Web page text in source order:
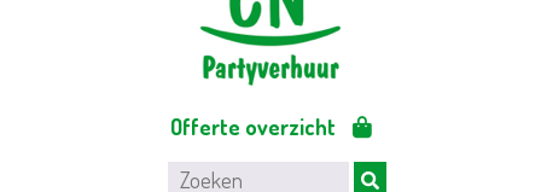
Offerte overzicht